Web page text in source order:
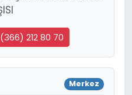
212 80 70
Merkez